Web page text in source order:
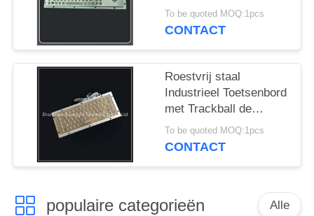
het Vandaalbewijs met
38mm 25mm
To be quoted MOQ:1pcs
CONTACT
Roestvrij staal
Industrieel Toetsenbord
met Trackball de
Roestbewijs van de
Douanelay-out
To be quoted MOQ:1pcs
CONTACT
populaire categorieën Alle